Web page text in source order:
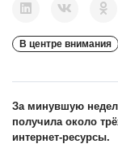
В центре внимания
За минувшую
получила около
интернет-ресурсы.